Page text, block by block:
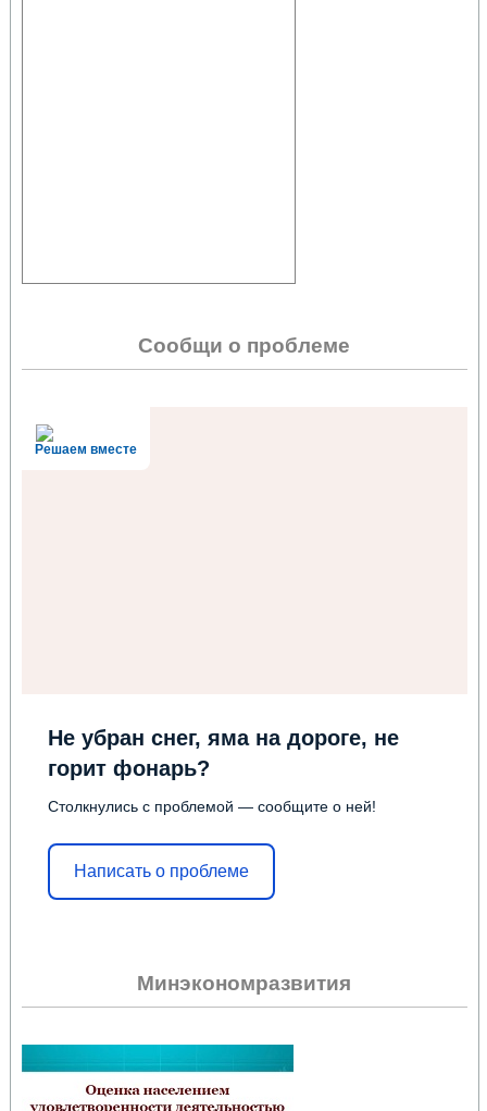
Сообщи о проблеме
Решаем вместе
Не убран снег, яма на дороге, не
горит фонарь?
Столкнулись с проблемой — сообщите о ней!
Написать о проблеме
Минэкономразвития